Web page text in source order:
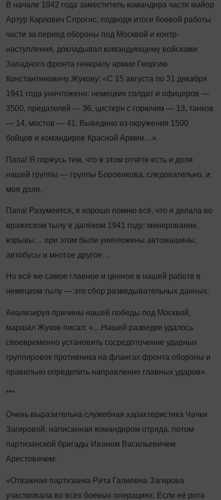
В начале 1942 года заместитель командира части майор
Артур Карлович Спрогис, подводя итоги боевой работы
части за период обороны под Москвой и контр­
наступления, докладывал командующему войсками
Западного фронта генералу армии Георгию
Константиновичу Жукову: «С 15 августа по 31 декабря
1941 года уничтожено: немецких солдат и офицеров —
3500, предателей — 36, цистерн с горючим — 13, танков
— 14, мостов — 41. Выведено из окружения 1500
бойцов и командиров Красной Армии…».
Папа! Я горжусь тем, что в этом отчёте есть и доля
нашей группы — группы Боровикова, следовательно, и
моя доля.
Папа! Разумеется, я хорошо помню всё, что я делала во
вражеском тылу в далёком 1941 году: минирование,
взрывы… при этом были уничтожены автомашины,
автобусы и многое другое…
Но всё же самое главное и ценное в нашей работе в
немецком тылу — это сбор разведывательных данных.
Анализируя причины нашей победы под Москвой,
маршал Жуков писал: «…Нашей разведке удалось
своевременно установить сосредоточение ударных
группировок противника на флангах фронта обороны и
правильно определить направление главных ударов».
***
Очень выразительна служебная характеристика Чачки
Загировой, написанная командиром отряда, потом
партизанской бригады Иваном Васильевичем
Арестовичем:
«Отважная партизанка Рита Галиевна Загирова
участвовала во всех боевых операциях. Если её рота